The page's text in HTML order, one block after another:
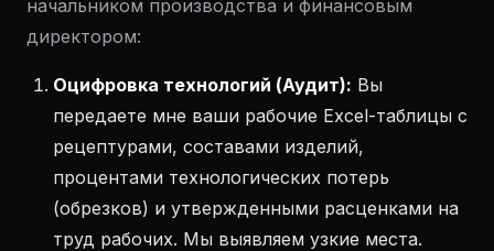
начальником производства и финансовым
директором:
Оцифровка технологий (Аудит): Вы
передаете мне ваши рабочие Excel-таблицы с
рецептурами, составами изделий,
процентами технологических потерь
(обрезков) и утвержденными расценками на
труд рабочих. Мы выявляем узкие места.